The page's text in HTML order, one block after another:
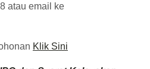
atau email ke
Klik Sini